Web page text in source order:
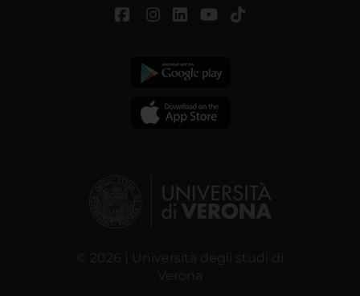
© 2026 | Università degli studi di
Verona